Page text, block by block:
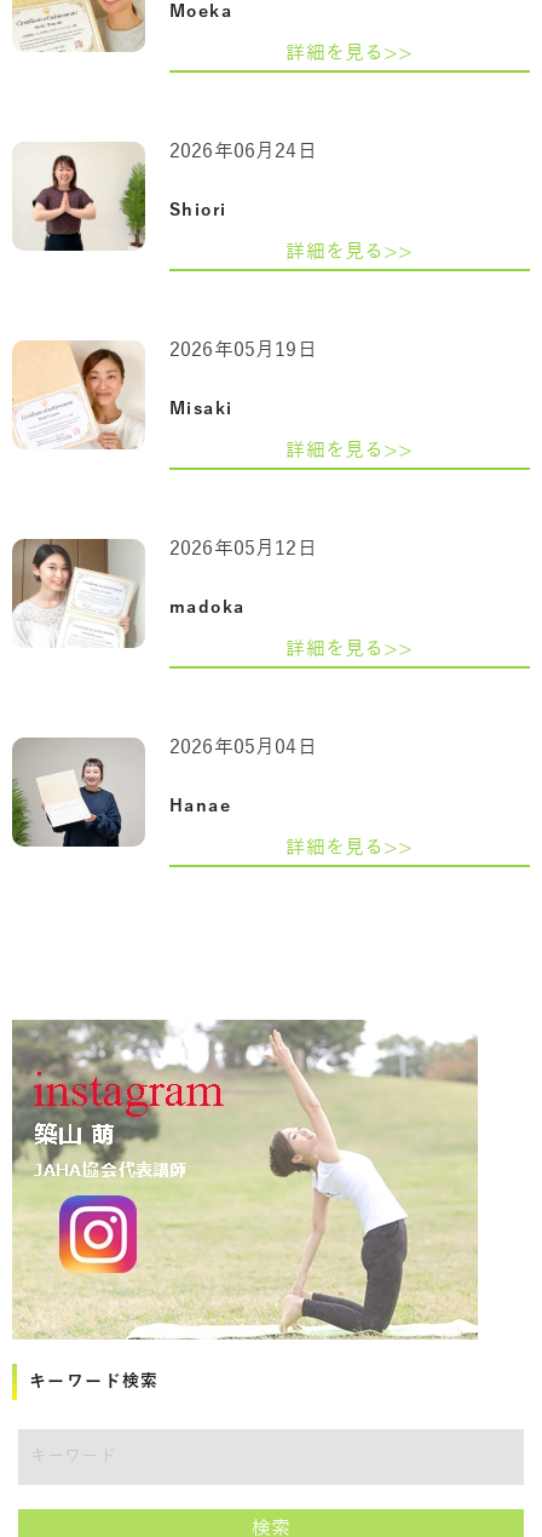
Moeka
詳細を見る>>
Shiori
2026年06月24日
詳細を見る>>
Misaki
2026年05月19日
詳細を見る>>
madoka
2026年05月12日
詳細を見る>>
Hanae
2026年05月04日
詳細を見る>>
キーワード検索
検索